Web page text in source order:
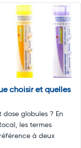
choisir et quelles
globules ? En
les termes
à deux